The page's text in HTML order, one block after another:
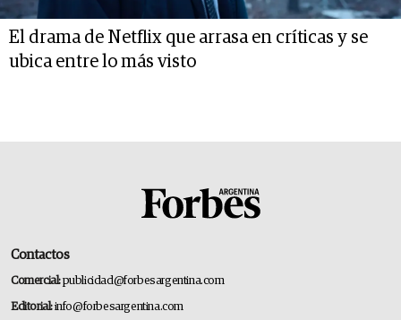
El drama de Netflix que arrasa en críticas y se
ubica entre lo más visto
Contactos
Comercial:publicidad@forbesargentina.com
Editorial:info@forbesargentina.com